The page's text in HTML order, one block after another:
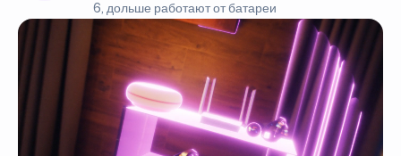
6, дольше работают от батареи